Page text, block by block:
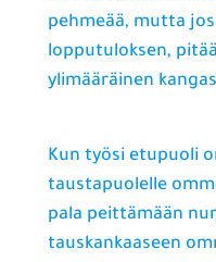
pehmeää, mutta
lopputuloksen,
ylimääräinen
Kun työsi etupuoli
taustapuolelle
pala peittämään
tauskankaaseen